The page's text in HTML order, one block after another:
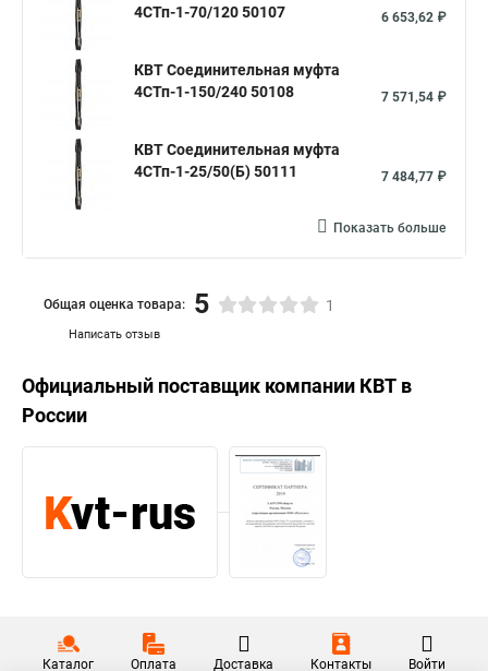
4СТп-1-70/120 50107
6 653,62 ₽
КВТ Соединительная муфта
4СТп-1-150/240 50108
7 571,54 ₽
КВТ Соединительная муфта
4СТп-1-25/50(Б) 50111
7 484,77 ₽
Показать больше
Написать отзыв
Общая оценка товара: 5 1
Официальный поставщик компании КВТ в
России
Каталог Оплата Доставка Контакты Войти